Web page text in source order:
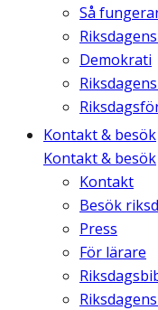
Så
Demokrati
Kontakt & besök
Kontakt & besök
Kontakt
Besök
Press
För lärare